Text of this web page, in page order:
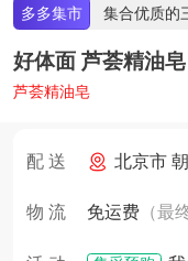
多多集市 集合优质的
好体面 芦荟精油
芦荟精油皂
配 送 北京市
物 流 免运费 （最